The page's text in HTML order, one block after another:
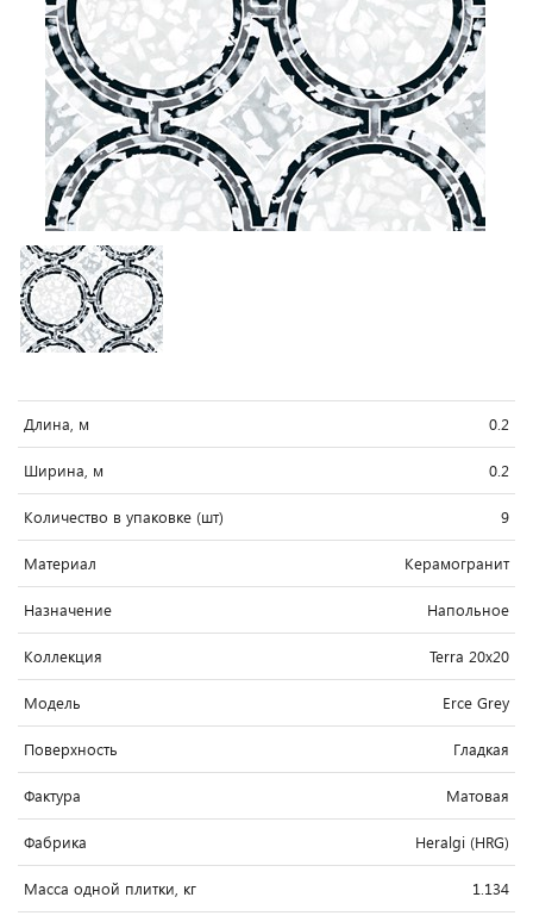
Длина, м 0.2
Ширина, м 0.2
Количество в упаковке (шт) 9
Материал Керамогранит
Назначение Напольное
Коллекция Terra 20x20
Модель Erce Grey
Поверхность Гладкая
Фактура Матовая
Фабрика Heralgi (HRG)
Масса одной плитки, кг 1.134